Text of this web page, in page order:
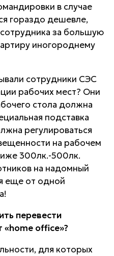
в случае
гораздо дешевле,
за большую
иногороднему
сотрудники СЭС
рабочих мест? Они
стола должна
подставка
регулироваться
на рабочем
300лк.-500лк.
на надомный
еще от одной
перевести
«home office»?
для которых